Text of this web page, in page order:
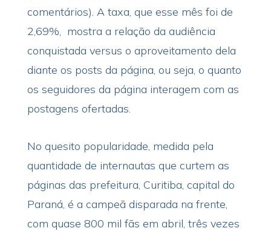
comentários). A taxa, que esse mês foi de
2,69%, mostra a relação da audiência
conquistada versus o aproveitamento dela
diante os posts da página, ou seja, o quanto
os seguidores da página interagem com as
postagens ofertadas.
No quesito popularidade, medida pela
quantidade de internautas que curtem as
páginas das prefeitura, Curitiba, capital do
Paraná, é a campeã disparada na frente,
com quase 800 mil fãs em abril, três vezes